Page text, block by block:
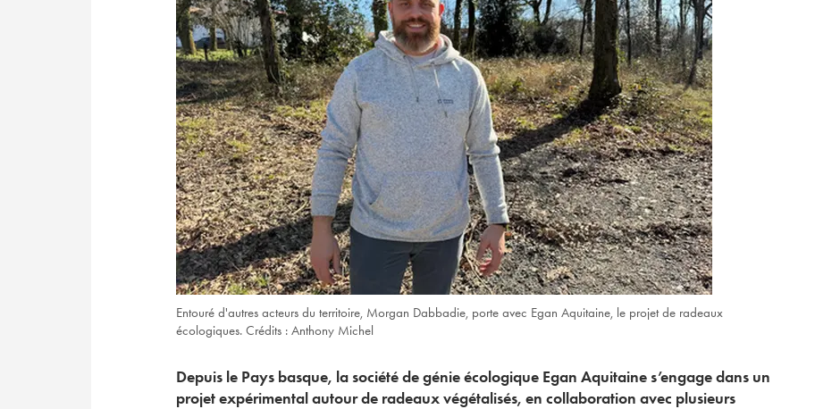
Entouré d'autres acteurs du territoire, Morgan Dabbadie, porte avec Egan Aquitaine, le projet de radeaux
écologiques. Crédits : Anthony Michel
Depuis le Pays basque, la société de génie écologique Egan Aquitaine s’engage dans un
projet expérimental autour de radeaux végétalisés, en collaboration avec plusieurs